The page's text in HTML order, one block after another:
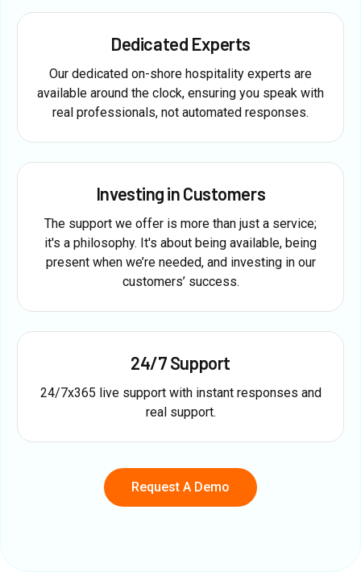
Dedicated Experts
Our dedicated on-shore hospitality experts are
available around the clock, ensuring you speak with
real professionals, not automated responses.
Investing in Customers
The support we offer is more than just a service;
it's a philosophy. It's about being available, being
present when we’re needed, and investing in our
customers’ success.
24/7 Support
24/7x365 live support with instant responses and
real support.
Request A Demo